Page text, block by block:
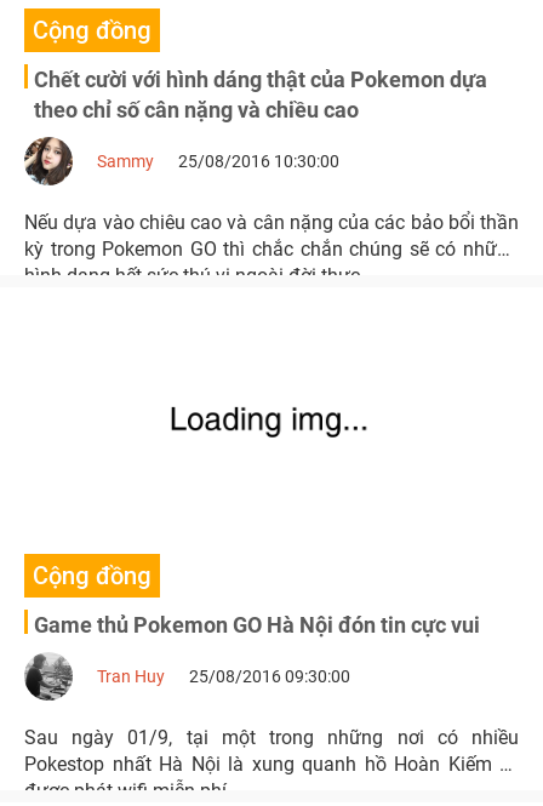
Cộng đồng
Chết cười với hình dáng thật của Pokemon dựa
theo chỉ số cân nặng và chiều cao
Sammy 25/08/2016 10:30:00
Nếu dựa vào chiêu cao và cân nặng của các bảo bổi thần
kỳ trong Pokemon GO thì chắc chắn chúng sẽ có những
hình dạng hết sức thú vị ngoài đời thực.
Cộng đồng
Game thủ Pokemon GO Hà Nội đón tin cực vui
Tran Huy 25/08/2016 09:30:00
Sau ngày 01/9, tại một trong những nơi có nhiều
Pokestop nhất Hà Nội là xung quanh hồ Hoàn Kiếm sẽ
được phát wifi miễn phí.